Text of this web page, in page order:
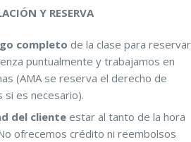
Y RESERVA
completo de la clase para reservar
puntualmente y trabajamos en
(AMA se reserva el derecho de
es necesario).
del cliente estar al tanto de la hora
ofrecemos crédito ni reembolsos